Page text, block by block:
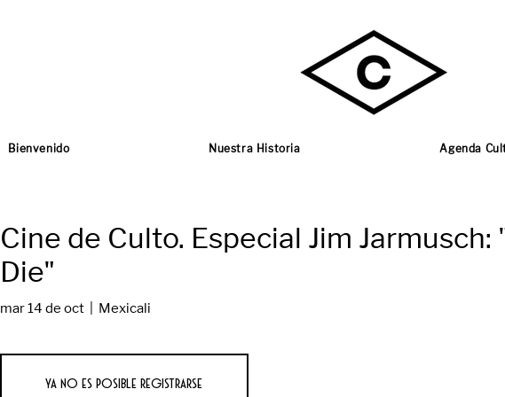
Bienvenido Nuestra Historia Agenda
Cine de Culto. Especial Jim Jarmusch:
Die"
mar 14 de oct
  |
Mexicali
Ya no es posible registrarse